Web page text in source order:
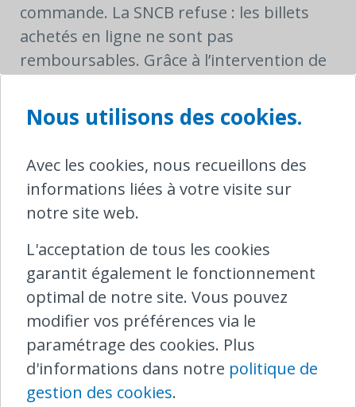
commande. La SNCB refuse : les billets
achetés en ligne ne sont pas
remboursables. Grâce à l’intervention de
accepté de rembourser
exceptionnellement les billets inutilisés,
diminués de 10 € de frais administratifs.
Cette fois, tout s’est bien terminé !
Sur le site de la SNCB, vous trouverez des
informations générales sur les voyages
de groupeet le Group Ticket (tarifs,
conditions, etc.).
Si vous avez rencontré des problèmes
lors de la réservation du voyage de
groupe ou lors de votre voyage lui-même,
vous pouvez introduire une
Nous utilisons des cookies.
Avec les cookies, nous recueillons des
informations liées à votre visite sur
notre site web.
L'acceptation de tous les cookies
garantit également le fonctionnement
optimal de notre site. Vous pouvez
modifier vos préférences via le
paramétrage des cookies. Plus
d'informations dans notre politique de
gestion des cookies.